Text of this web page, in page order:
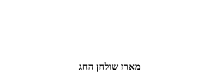
מארז שולחן החג